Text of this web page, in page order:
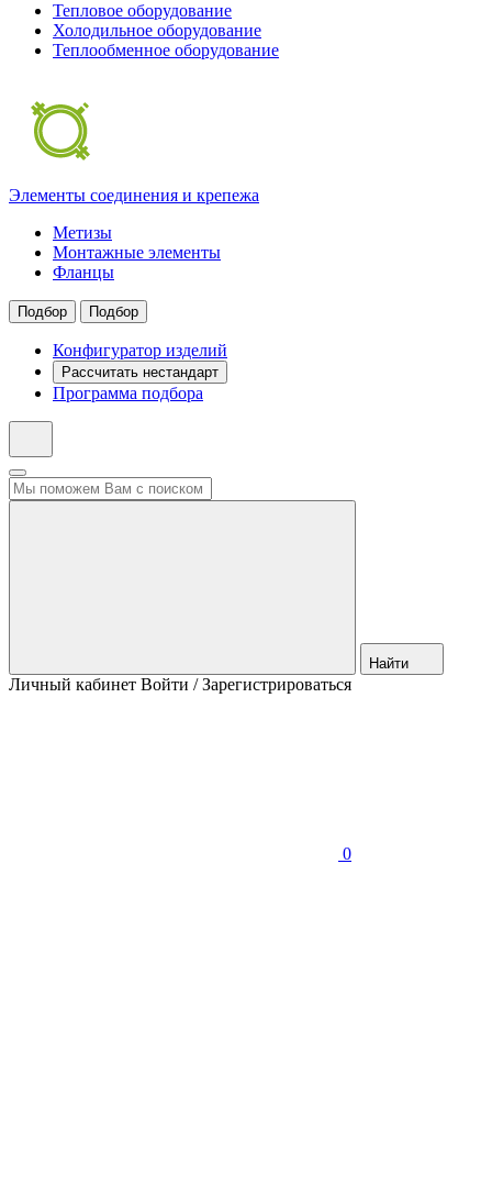
Тепловое оборудование
Холодильное оборудование
Теплообменное оборудование
Элементы соединения и крепежа
Метизы
Монтажные элементы
Фланцы
Подбор Подбор
Конфигуратор изделий
Рассчитать нестандарт
Программа подбора
Найти
Личный кабинет Войти / Зарегистрироваться
0